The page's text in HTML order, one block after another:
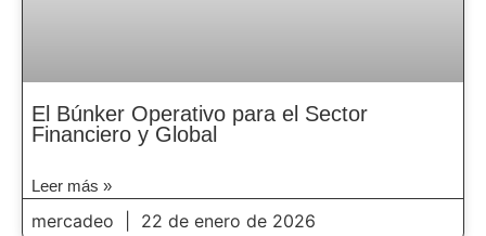
El Búnker Operativo para el Sector
Financiero y Global
Leer más »
mercadeo 22 de enero de 2026